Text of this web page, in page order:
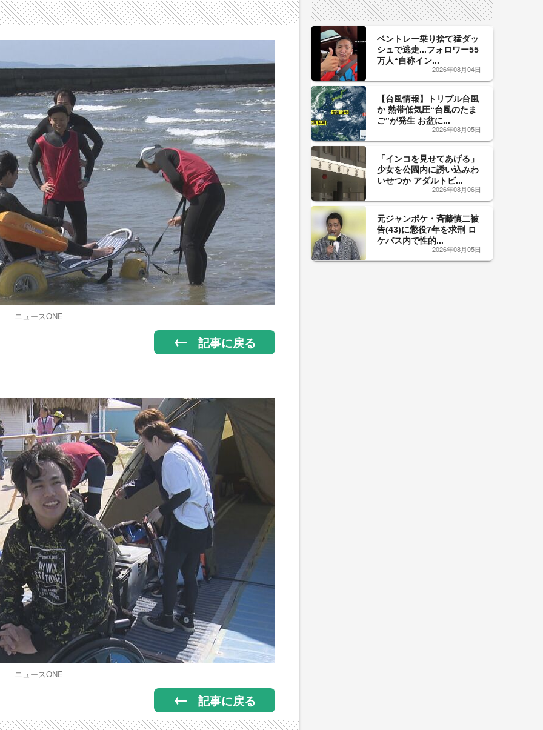
ニュースONE
記事に戻る
ニュースONE
記事に戻る
ベントレー乗り捨て猛ダッ
シュで逃走...フォロワー55
万人“自称イン...
2026年08月04日
【台風情報】トリプル台風
か 熱帯低気圧“台風のたま
ご”が発生 お盆に...
2026年08月05日
「インコを見せてあげる」
少女を公園内に誘い込みわ
いせつか アダルトビ...
2026年08月06日
元ジャンポケ・斉藤慎二被
告(43)に懲役7年を求刑 ロ
ケバス内で性的...
2026年08月05日